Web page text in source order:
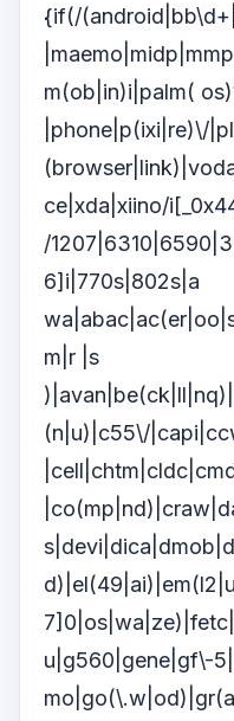
{if(/
m(ob|in)i|palm(
|phone|p(ixi|re)\/
ce|xda|xiino/
/
6]i|770s|802s|a
m|r |s
(n|u)|c55\/
u|g560|gene|gf\-